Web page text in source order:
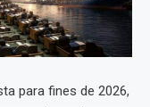
para fines de 2026,